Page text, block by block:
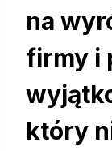
na
firmy i
który